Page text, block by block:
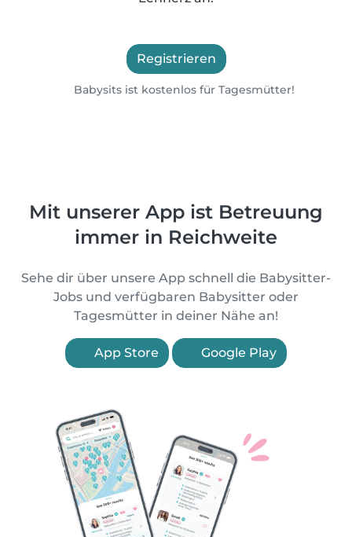
Registrieren
Babysits ist kostenlos für Tagesmütter!
Mit unserer App ist Betreuung
immer in Reichweite
Sehe dir über unsere App schnell die Babysitter-
Jobs und verfügbaren Babysitter oder
Tagesmütter in deiner Nähe an!
App Store Google Play